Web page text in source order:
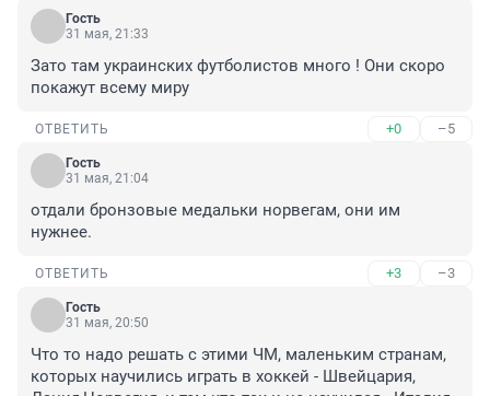
Гость
31 мая, 21:33
Зато там украинских футболистов много ! Они скоро
покажут всему миру
ОТВЕТИТЬ +0 –5
Гость
31 мая, 21:04
отдали бронзовые медальки норвегам, они им
нужнее.
ОТВЕТИТЬ +3 –3
Гость
31 мая, 20:50
Что то надо решать с этими ЧМ, маленьким странам,
которых научились играть в хоккей - Швейцария,